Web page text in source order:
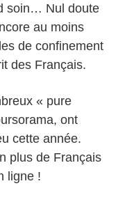
soin… Nul doute
au moins
de confinement
des Français.
« pure
ont
cette année.
plus de Français
ligne !